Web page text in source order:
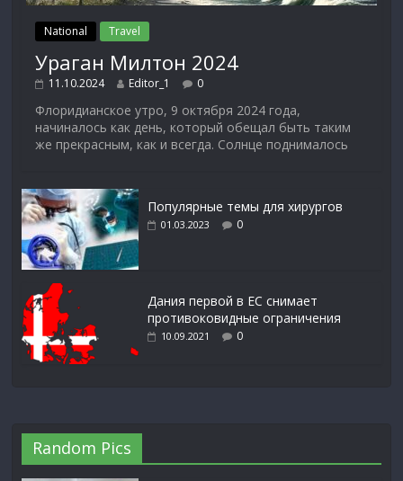
National Travel
Ураган Милтон 2024
11.10.2024 Editor_1 0
Флоридианское утро, 9 октября 2024 года,
начиналось как день, который обещал быть таким
же прекрасным, как и всегда. Солнце поднималось
Популярные темы для хирургов
01.03.2023 0
Дания первой в ЕС снимает
противоковидные ограничения
10.09.2021 0
Random Pics